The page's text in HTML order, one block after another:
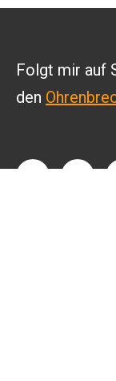
Folgt mir auf
den